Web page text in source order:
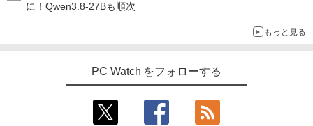
に！Qwen3.8-27Bも順次
もっと見る
PC Watch をフォローする